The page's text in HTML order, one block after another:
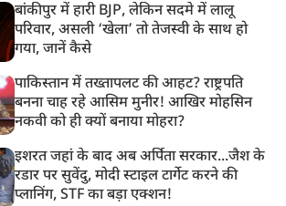
बांकीपुर में हारी BJP, लेकिन सदमे में लालू
परिवार, असली ‘खेला’ तो तेजस्वी के साथ हो
गया, जानें कैसे
पाकिस्तान में तख्तापलट की आहट? राष्ट्रपति
बनना चाह रहे आसिम मुनीर! आखिर मोहसिन
नकवी को ही क्यों बनाया मोहरा?
इशरत जहां के बाद अब अर्पिता सरकार...जैश के
रडार पर सुवेंदु, मोदी स्टाइल टार्गेट करने की
प्लानिंग, STF का बड़ा एक्शन!